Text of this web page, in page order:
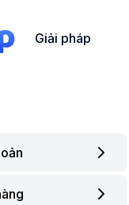
Giải pháp